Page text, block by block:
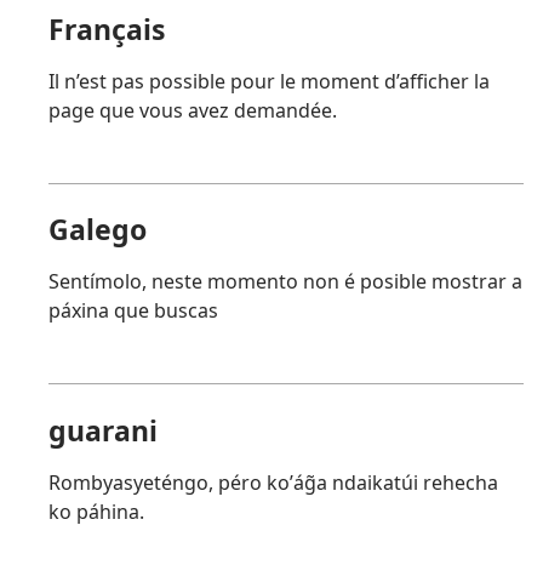
Français
Il n’est pas possible pour le moment d’afficher la
page que vous avez demandée.
Galego
Sentímolo, neste momento non é posible mostrar a
páxina que buscas
guarani
Rombyasyeténgo, péro koʼág̃a ndaikatúi rehecha
ko páhina.